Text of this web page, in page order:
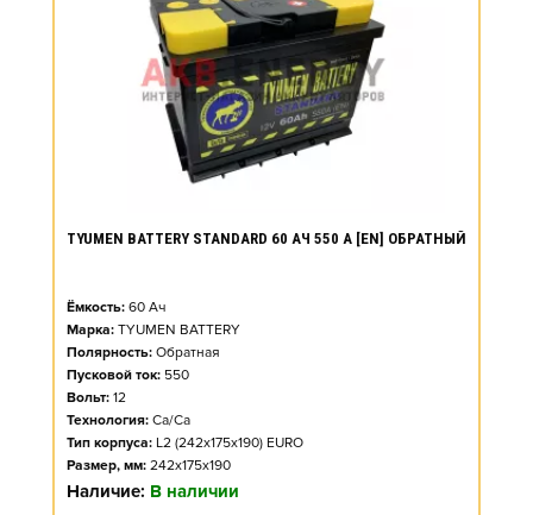
TYUMEN BATTERY STANDARD 60 АЧ 550 А [EN] ОБРАТНЫЙ
Ёмкость: 60 Ач
Марка: TYUMEN BATTERY
Полярность: Обратная
Пусковой ток: 550
Вольт: 12
Технология: Ca/Ca
Тип корпуса: L2 (242x175x190) EURO
Размер, мм: 242x175x190
Наличие: В наличии